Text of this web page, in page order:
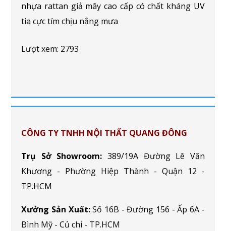
nhựa rattan giả mây cao cấp có chất kháng UV
tia cực tím chịu nắng mưa
Lượt xem: 2793
CÔNG TY TNHH NỘI THẤT QUANG ĐÔNG
Trụ Sở Showroom: 389/19A Đường Lê Văn
Khương - Phường Hiệp Thành - Quận 12 -
TP.HCM
Xưởng Sản Xuất:Số 16B - Đường 156 - Ấp 6A -
Bình Mỹ - Củ chi - TP.HCM